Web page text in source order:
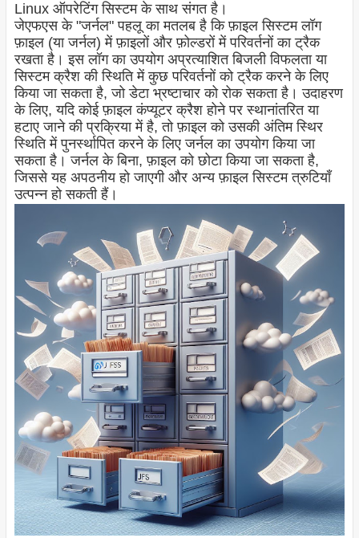
Linux ऑपरेटिंग सिस्टमके साथ संगत है।
जेएफएस के "जर्नल" पहलू का मतलब है कि फ़ाइल सिस्टम लॉग
फ़ाइल (या जर्नल) में फ़ाइलों और फ़ोल्डरों में परिवर्तनों का ट्रैक
रखता है। इस लॉग का उपयोग अप्रत्याशित बिजली विफलता या
सिस्टम क्रैश की स्थिति में कुछ परिवर्तनों को ट्रैक करने के लिए
किया जा सकता है, जो डेटा भ्रष्टाचार को रोक सकता है। उदाहरण
के लिए, यदि कोई फ़ाइल कंप्यूटर क्रैश होने पर स्थानांतरित या
हटाए जाने की प्रक्रिया में है, तो फ़ाइल को उसकी अंतिम स्थिर
स्थिति में पुनर्स्थापित करने के लिए जर्नल का उपयोग किया जा
सकता है। जर्नल के बिना, फ़ाइल को छोटा किया जा सकता है,
जिससे यह अपठनीय हो जाएगी और अन्य फ़ाइल सिस्टम त्रुटियाँ
उत्पन्न हो सकती हैं।